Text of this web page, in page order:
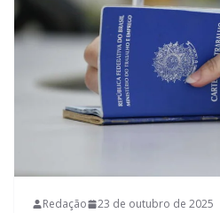
Redação 23 de outubro de 2025